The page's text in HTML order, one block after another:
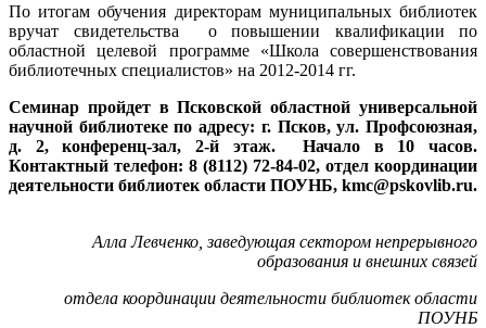
По итогам обучения директорам муниципальных библиотек
вручат свидетельства о повышении квалификации по
областной целевой программе «Школа совершенствования
библиотечных специалистов» на 2012-2014 гг.
Семинар пройдет в Псковской областной универсальной
научной библиотеке по адресу: г. Псков, ул. Профсоюзная,
д. 2, конференц-зал, 2-й этаж. Начало в 10 часов.
Контактный телефон: 8 (8112) 72-84-02, отдел координации
деятельности библиотек области ПОУНБ, kmc@pskovlib.ru.
Алла Левченко, заведующая сектором непрерывного
образования и внешних связей
отдела координации деятельности библиотек области
ПОУНБ